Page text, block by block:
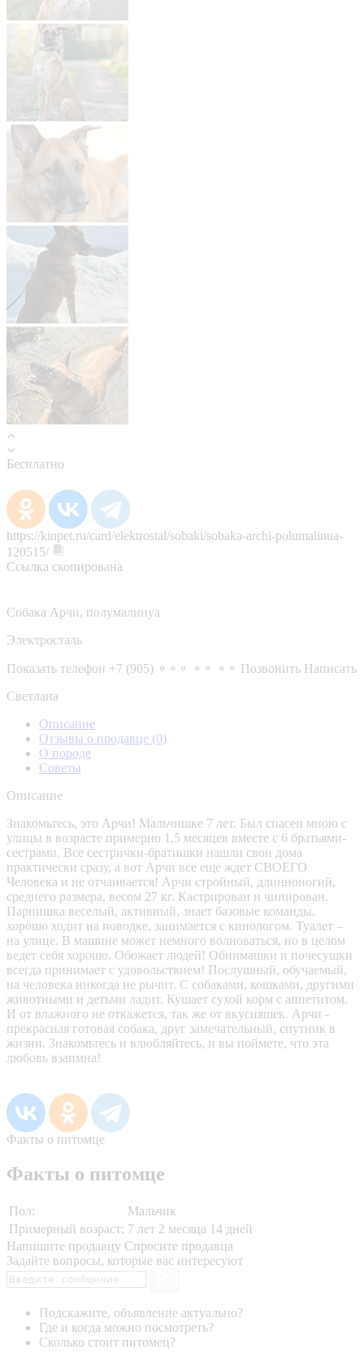
Бесплатно
https://kinpet.ru/card/elektrostal/sobaki/sobaka-archi-polumalinua-
120515/
Ссылка скопирована
Собака Арчи, полумалинуа
Электросталь
Показать телефон +7 (905) ⚬⚬⚬ ⚬⚬ ⚬⚬ Позвонить Написать
Светлана
Описание
Отзывы о продавце (0)
О породе
Советы
Описание
Знакомьтесь, это Арчи! Мальчишке 7 лет. Был спасен мною с
улицы в возрасте примерно 1,5 месяцев вместе с 6 братьями-
сестрами. Все сестрички-братишки нашли свои дома
практически сразу, а вот Арчи все еще ждет СВОЕГО
Человека и не отчаивается! Арчи стройный, длинноногий,
среднего размера, весом 27 кг. Кастрирован и чипирован.
Парнишка веселый, активный, знает базовые команды,
хорошо ходит на поводке, занимается с кинологом. Туалет –
на улице. В машине может немного волноваться, но в целом
ведет себя хорошо. Обожает людей! Обнимашки и почесушки
всегда принимает с удовольствием! Послушный, обучаемый,
на человека никогда не рычит. С собаками, кошками, другими
животными и детьми ладит. Кушает сухой корм с аппетитом.
И от влажного не откажется, так же от вкусняшек. Арчи -
прекрасная готовая собака, друг замечательный, спутник в
жизни. Знакомьтесь и влюбляйтесь, и вы поймете, что эта
любовь взаимна!
Факты о питомце
Факты о питомце
Пол:
Мальчик
Примерный возраст: 7 лет 2 месяца 14 дней
Напишите продавцу Спросите продавца
Задайте вопросы, которые вас интересуют
Подскажите, объявление актуально?
Где и когда можно посмотреть?
Сколько стоит питомец?